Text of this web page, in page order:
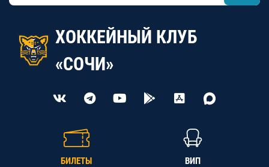
ХОККЕЙНЫЙ КЛУБ
«СОЧИ»
БИЛЕТЫ ВИП